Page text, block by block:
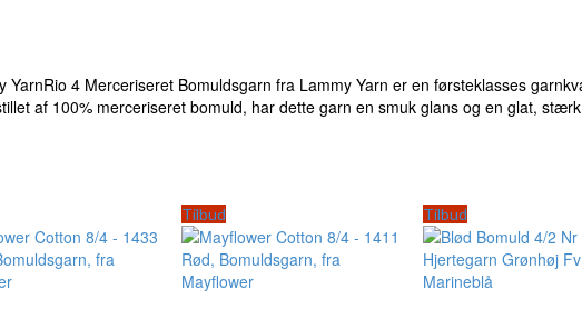
4 Merceriseret Bomuldsgarn fra Lammy Yarn er en førsteklasses
af 100% merceriseret bomuld, har dette garn en smuk glans og en glat,
Tilbud Tilbud